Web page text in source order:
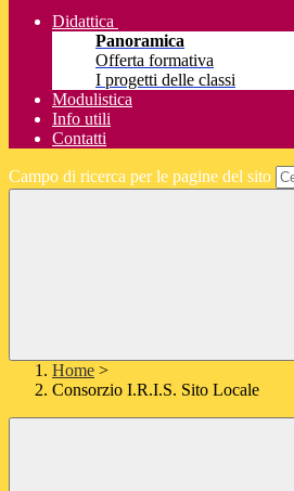
Didattica
Panoramica
Offerta formativa
I progetti delle classi
Modulistica
Info utili
Contatti
Campo di ricerca per le pagine del sito
Home >
Consorzio I.R.I.S. Sito Locale